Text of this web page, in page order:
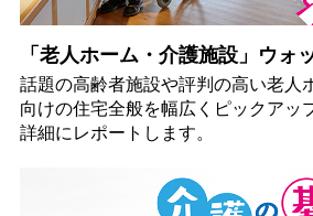
「老人ホーム・介護施設」ウォ
話題の高齢者施設や評判の高い老人
向けの住宅全般を幅広くピックアッ
詳細にレポートします。